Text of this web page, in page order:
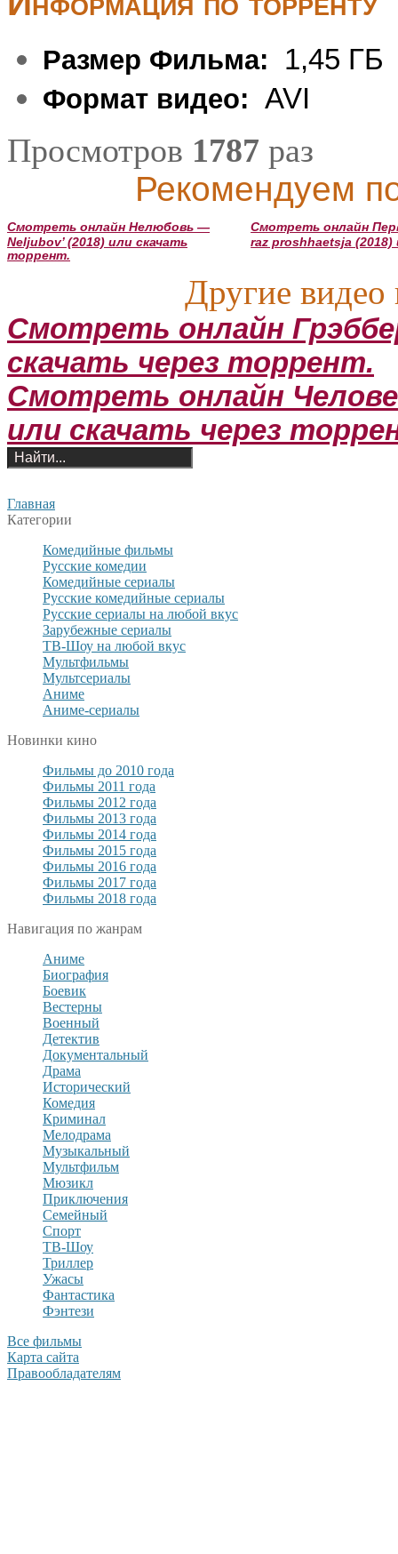
Размер Фильма: 1,45 ГБ
Формат видео: AVI
Просмотров 1787 раз
Рекомендуем
Смотреть онлайн Нелюбовь —
Neljubov’ (2018) или скачать
торрент.
Смотреть онлайн
raz proshhaetsja
Другие видео
Смотреть онлайн
скачать через торрент.
Смотреть онлайн
или скачать через
Главная
Категории
Комедийные фильмы
Русские комедии
Комедийные сериалы
Русские комедийные сериалы
Русские сериалы на любой вкус
Зарубежные сериалы
ТВ-Шоу на любой вкус
Мультфильмы
Мультсериалы
Аниме
Аниме-сериалы
Новинки кино
Фильмы до 2010 года
Фильмы 2011 года
Фильмы 2012 года
Фильмы 2013 года
Фильмы 2014 года
Фильмы 2015 года
Фильмы 2016 года
Фильмы 2017 года
Фильмы 2018 года
Навигация по жанрам
Аниме
Биография
Боевик
Вестерны
Военный
Детектив
Документальный
Драма
Исторический
Комедия
Криминал
Мелодрама
Музыкальный
Мультфильм
Мюзикл
Приключения
Семейный
Спорт
ТВ-Шоу
Триллер
Ужасы
Фантастика
Фэнтези
Все фильмы
Карта сайта
Правообладателям